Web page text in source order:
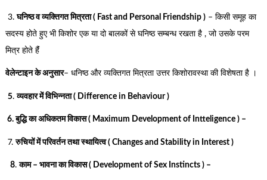
3.घनिष्ठ व व्यक्तिगत मित्रता ( Fast and Personal Friendship )– किसी समूह का
सदस्य होते हुए भी किशोर एक या दो बालकों से घनिष्ठ सम्बन्ध रखता है , जो उसके परम
मित्र होते हैंं
वेलेन्टाइन के अनुसार– धनिष्ठ और व्यक्तिगत मित्रता उत्तर किशोरावस्था की विशेषता है ।
5.व्यवहार में विभिन्नता ( Difference in Behaviour )
6. बुद्धि का अधिकतम विकास ( Maximum Development of Intteligence ) –
7.रुचियों में परिवर्तन तथा स्थायित्व ( Changes and Stability in Interest )
8.काम – भावना का विकास ( Development of Sex Instincts ) –